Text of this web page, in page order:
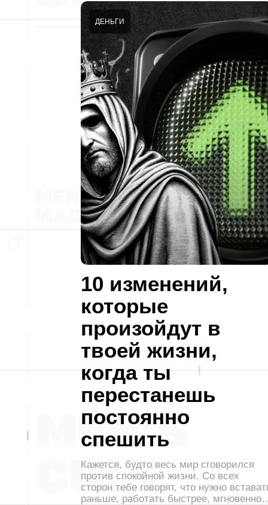
10 изменений,
которые
произойдут в
твоей жизни,
когда ты
перестанешь
постоянно
спешить
ДЕНЬГИ
Кажется, будто весь мир сговорился
против спокойной жизни. Со всех
сторон тебе говорят, что нужно
раньше, работать быстрее,